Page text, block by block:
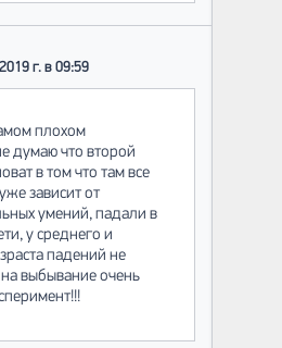
г. в 09:59
плохом
думаю что второй
в том что там все
зависит от
умений, падали в
у среднего и
падений не
выбывание очень